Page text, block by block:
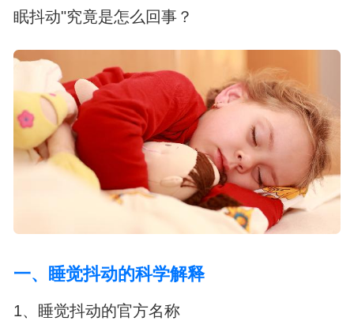
眠抖动"究竟是怎么回事？
一、睡觉抖动的科学解释
1、睡觉抖动的官方名称